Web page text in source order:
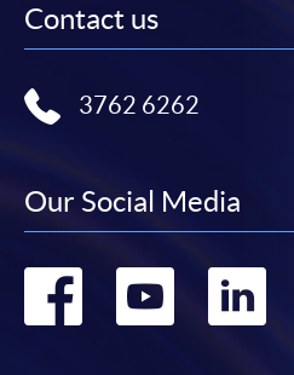
Contact us
3762 6262
Our Social Media
Go Go